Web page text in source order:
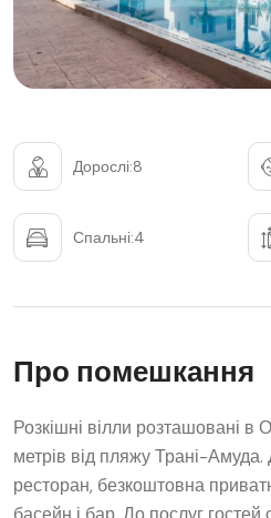
Дорослі:8
Спальні:4
Про помешкання
Розкішні вілли розташовані
метрів від пляжу Трані-Амуда.
ресторан, безкоштовна